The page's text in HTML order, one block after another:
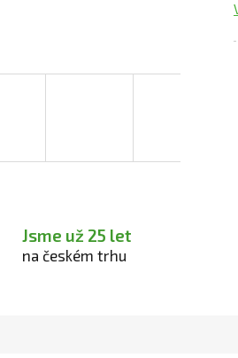
Jsme už 25 let
na českém trhu